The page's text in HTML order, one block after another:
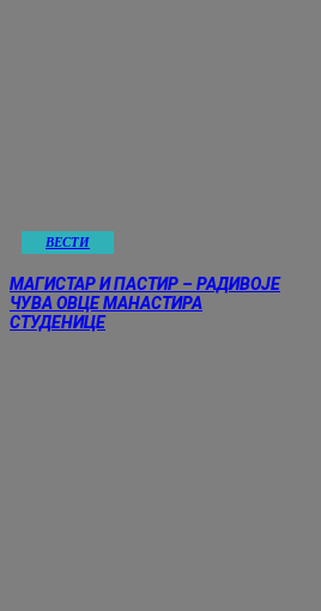
ВЕСТИ
МАГИСТАР И ПАСТИР – РАДИВОЈЕ
ЧУВА ОВЦЕ МАНАСТИРА
СТУДЕНИЦЕ